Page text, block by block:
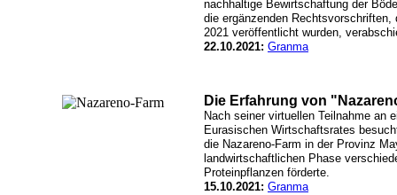
nachhaltige Bewirtschaftung der
die ergänzenden
2021 veröffentlicht wurden,
22.10.2021: Granma
Die Erfahrung von
Nach seiner virtuellen Teilnahme an
Eurasischen Wirtschaftsrates
die Nazareno-Farm in der Provinz
landwirtschaftlichen Phase
Proteinpflanzen förderte.
15.10.2021: Granma